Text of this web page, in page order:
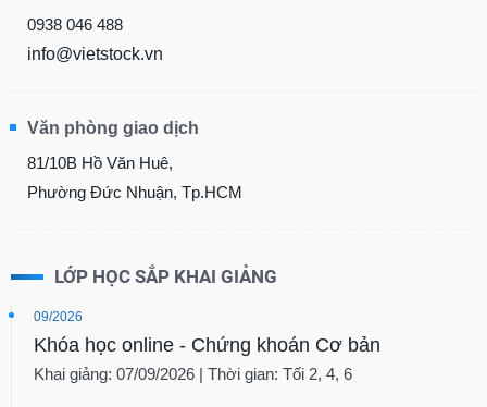
0938 046 488
info@vietstock.vn
Văn phòng giao dịch
81/10B Hồ Văn Huê,
Phường Đức Nhuận, Tp.HCM
LỚP HỌC SẮP KHAI GIẢNG
09/2026
Khóa học online - Chứng khoán Cơ bản
Khai giảng: 07/09/2026 | Thời gian: Tối 2, 4, 6